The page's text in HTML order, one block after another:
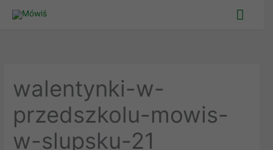
Main
walentynki-w-
przedszkolu-mowis-
w-slupsku-21